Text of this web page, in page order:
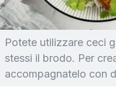
Potete utilizzare ceci
stessi il brodo. Per
accompagnatelo con